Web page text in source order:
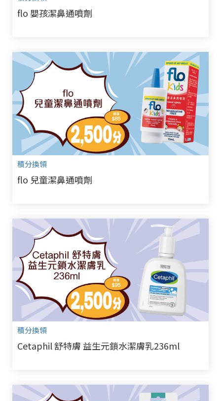
flo 嬰孩潔鼻通噴劑
積分換領
flo 兒童潔鼻通噴劑
積分換領
Cetaphil 舒特膚 益生元鎖水潔膚乳236ml